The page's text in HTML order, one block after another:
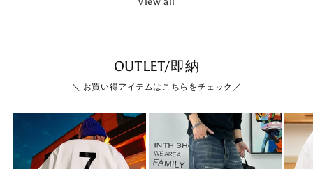
OUTLET/即納
＼ お買い得アイテムはこちらをチェック／